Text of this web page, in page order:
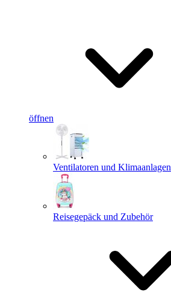
öffnen
Ventilatoren und Klimaanlagen
Reisegepäck und Zubehör